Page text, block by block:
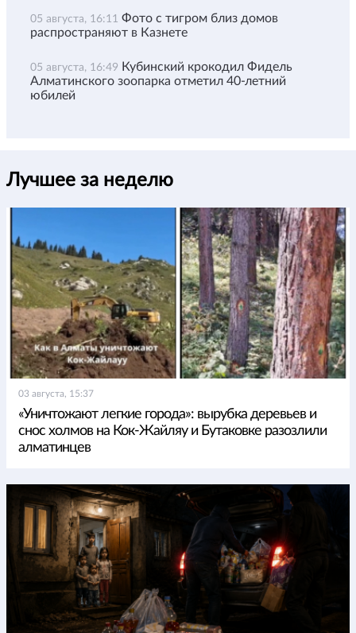
05 августа, 16:11 Фото с тигром близ домов
распространяют в Казнете
05 августа, 16:49 Кубинский крокодил Фидель
Алматинского зоопарка отметил 40-летний
юбилей
Лучшее за неделю
03 августа, 15:37
«Уничтожают легкие города»: вырубка деревьев и
снос холмов на Кок-Жайляу и Бутаковке разозлили
алматинцев